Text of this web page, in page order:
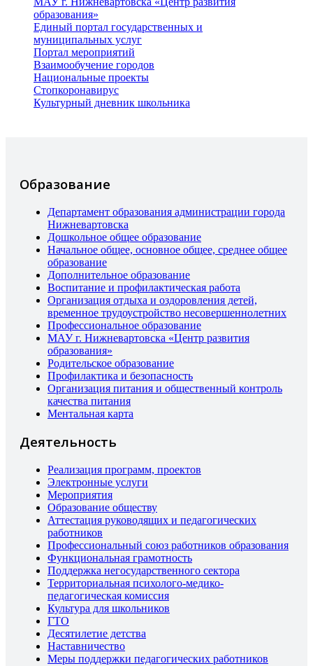
образования»
Единый портал государственных и
муниципальных услуг
Портал мероприятий
Взаимообучение городов
Национальные проекты
Стопкоронавирус
Культурный дневник школьника
Образование
Департамент образования администрации города
Нижневартовска
Дошкольное общее образование
Начальное общее, основное общее, среднее общее
образование
Дополнительное образование
Воспитание и профилактическая работа
Организация отдыха и оздоровления детей,
временное трудоустройство несовершеннолетних
Профессиональное образование
МАУ г. Нижневартовска «Центр развития
образования»
Родительское образование
Профилактика и безопасность
Организация питания и общественный контроль
качества питания
Ментальная карта
Деятельность
Реализация программ, проектов
Электронные услуги
Мероприятия
Образование обществу
Аттестация руководящих и педагогических
работников
Профессиональный союз работников образования
Функциональная грамотность
Поддержка негосударственного сектора
Территориальная психолого-медико-
педагогическая комиссия
Культура для школьников
ГТО
Десятилетие детства
Наставничество
Меры поддержки педагогических работников